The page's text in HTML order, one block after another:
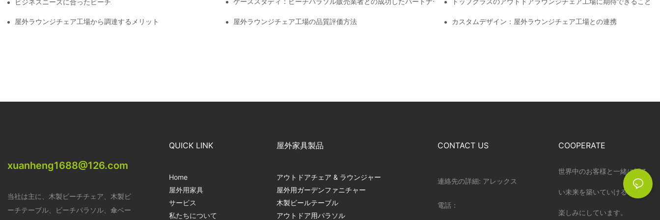
屋外ラウンジチェア工場から調達するメリット 屋外ラウンジチェア工場の品質評価方法 カスタムデザイン：屋外ラウンジチェア工場との連携
xuanheng1688@126.com
当社は主に、木製ビーチチェア、木製ビ
ーチテーブル、ビーチパラソル、傘ベー
QUICK LINK
Home
屋外用家具
サービス
私たちについて
屋外家具製品
アウトドアチェア & ラウンジャー
屋外用ガーデンファニチャー
木製ビールテーブル
アウトドア用パラソル
CONTACT US
連絡先の詳細: アレックス
電話：
COOPERATE
世界中のお客様と一緒に明る
い未来を築いていけることを
楽しみにしています。